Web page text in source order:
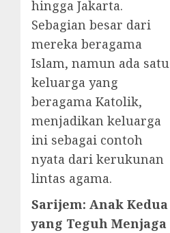
hingga Jakarta.
Sebagian besar dari
mereka beragama
Islam, namun ada satu
keluarga yang
beragama Katolik,
menjadikan keluarga
ini sebagai contoh
nyata dari kerukunan
lintas agama.
Sarijem: Anak Kedua
yang Teguh Menjaga